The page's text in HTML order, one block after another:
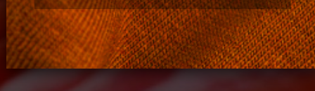
Transferzeefdruk